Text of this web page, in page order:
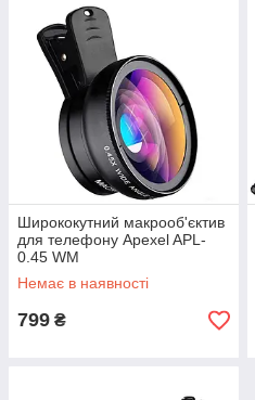
Ширококутний макрооб'єктив
для телефону Apexel APL-
0.45 WM
Немає в наявності
799 ₴